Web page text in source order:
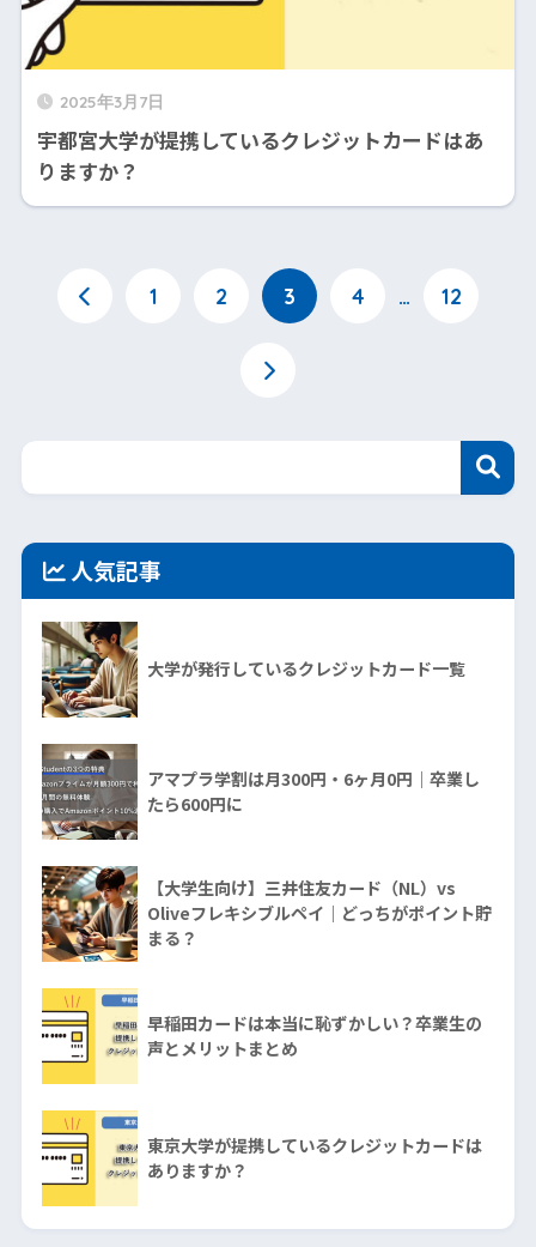
2025年3月7日
宇都宮大学が提携しているクレジットカードはあ
りますか？
1 2 3 4 … 12
人気記事
大学が発行しているクレジットカード一覧
アマプラ学割は月300円・6ヶ月0円｜卒業し
たら600円に
【大学生向け】三井住友カード（NL）vs
Oliveフレキシブルペイ｜どっちがポイント貯
まる？
早稲田カードは本当に恥ずかしい？卒業生の
声とメリットまとめ
東京大学が提携しているクレジットカードは
ありますか？